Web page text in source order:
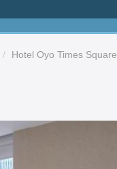
Hotel Oyo Times Square